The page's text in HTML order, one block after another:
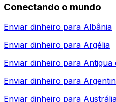
Conectando o mundo
Enviar dinheiro para Albânia
Enviar dinheiro para Argélia
Enviar dinheiro para Antigua
Enviar dinheiro para
Enviar dinheiro para